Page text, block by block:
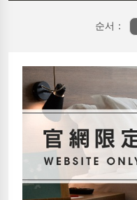
순서：